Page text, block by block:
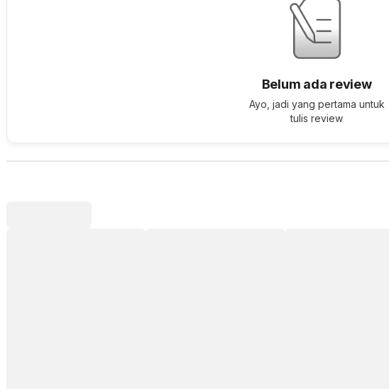
Belum ada review
Ayo, jadi yang pertama untuk
tulis review